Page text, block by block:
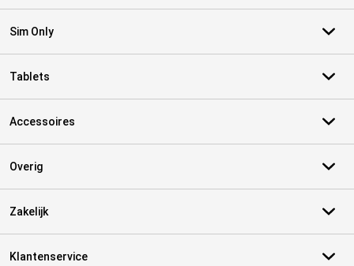
Sim Only
Tablets
Accessoires
Overig
Zakelijk
Klantenservice